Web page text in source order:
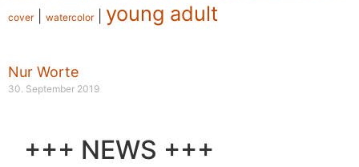
cover| watercolor| young adult
Nur Worte
30. September 2019
+++ NEWS +++